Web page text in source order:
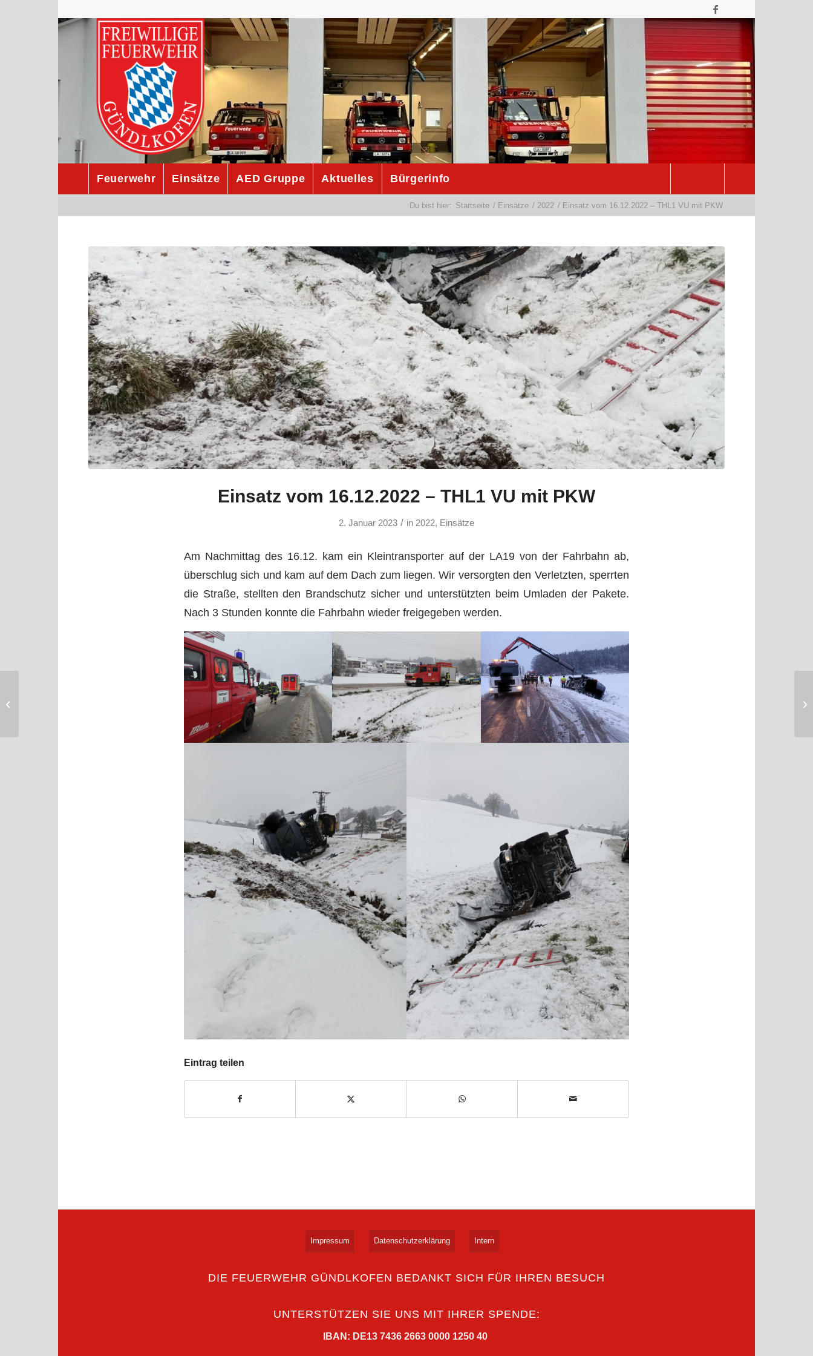
Feuerwehr Einsätze AED Gruppe Aktuelles Bürgerinfo
Du bist hier: Startseite / Einsätze / 2022 / Einsatz vom 16.12.2022 – THL1 VU mit PKW
Einsatz vom 16.12.2022 – THL1 VU mit PKW
2. Januar 2023 / in 2022, Einsätze
Am Nachmittag des 16.12. kam ein Kleintransporter auf der LA19 von der Fahrbahn ab,
überschlug sich und kam auf dem Dach zum liegen. Wir versorgten den Verletzten, sperrten
die Straße, stellten den Brandschutz sicher und unterstützten beim Umladen der Pakete.
Nach 3 Stunden konnte die Fahrbahn wieder freigegeben werden.
Eintrag teilen
Impressum Datenschutzerklärung Intern
DIE FEUERWEHR GÜNDLKOFEN BEDANKT SICH FÜR IHREN BESUCH
UNTERSTÜTZEN SIE UNS MIT IHRER SPENDE:
IBAN: DE13 7436 2663 0000 1250 40